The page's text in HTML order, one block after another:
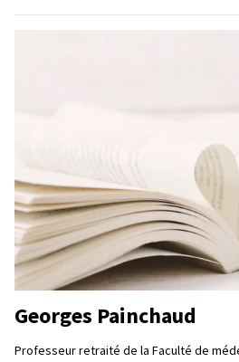
Georges Painchaud
Professeur retraité de la Faculté de